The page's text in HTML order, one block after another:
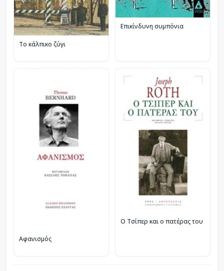
Το κάλπικο ζύγι
Επικίνδυνη συμπόνια
Αφανισμός
Ο Τσίπερ και ο πατέρας του